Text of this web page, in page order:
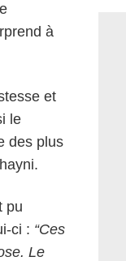
à
et
le
des plus
pu
ci : “Ces
Le